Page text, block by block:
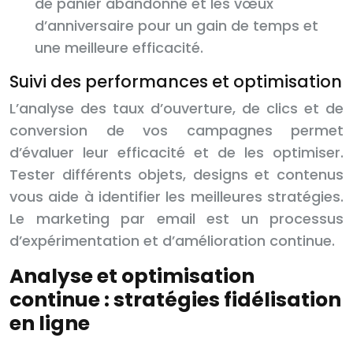
d’anniversaire pour un gain de temps et
une meilleure efficacité.
Suivi des performances et optimisation
L’analyse des taux d’ouverture, de clics et de
conversion de vos campagnes permet
d’évaluer leur efficacité et de les optimiser.
Tester différents objets, designs et contenus
vous aide à identifier les meilleures stratégies.
Le marketing par email est un processus
d’expérimentation et d’amélioration continue.
Analyse et optimisation
continue : stratégies fidélisation
en ligne